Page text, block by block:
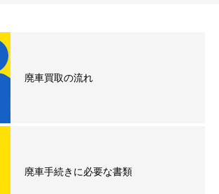
廃車買取の流れ
廃車手続きに必要な書類